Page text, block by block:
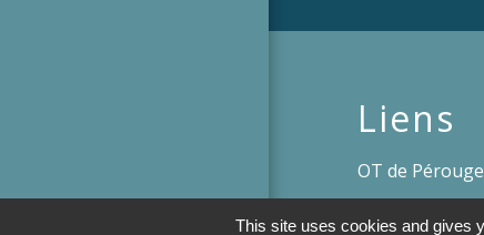
Liens
OT de
This site uses cookies and gives